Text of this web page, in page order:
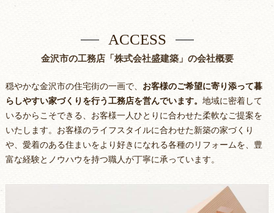
金沢市の工務店「株式会社盛建築」の会社概要
ACCESS
穏やかな金沢市の住宅街の一画で、 お客様のご希望に寄り添って暮
らしやすい家づくりを行う工務店を営んでいます。 地域に密着して
いるからこそできる、お客様一人ひとりに合わせた柔軟なご提案を
いたします。お客様のライフスタイルに合わせた新築の家づくり
や、愛着のある住まいをより好きになれる各種のリフォームを、豊
富な経験とノウハウを持つ職人が丁寧に承っています。